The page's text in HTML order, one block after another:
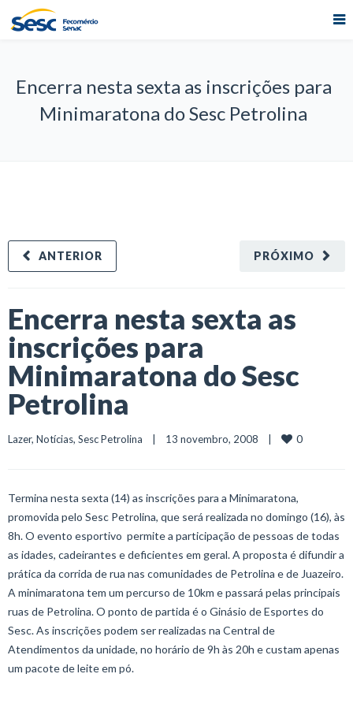
Encerra nesta sexta as inscrições para
Minimaratona do Sesc Petrolina
PRÓXIMO
ANTERIOR
Encerra nesta sexta as
inscrições para
Minimaratona do Sesc
Petrolina
Lazer, Notícias, Sesc Petrolina
    |    13 novembro, 2008    |
0
Termina nesta sexta (14) as inscrições para a Minimaratona,
promovida pelo Sesc Petrolina, que será realizada no domingo (16), às
8h. O evento esportivo permite a participação de pessoas de todas
as idades, cadeirantes e deficientes em geral. A proposta é difundir a
prática da corrida de rua nas comunidades de Petrolina e de Juazeiro.
A minimaratona tem um percurso de 10km e passará pelas principais
ruas de Petrolina. O ponto de partida é o Ginásio de Esportes do
Sesc. As inscrições podem ser realizadas na Central de
Atendimentos da unidade, no horário de 9h às 20h e custam apenas
um pacote de leite em pó.